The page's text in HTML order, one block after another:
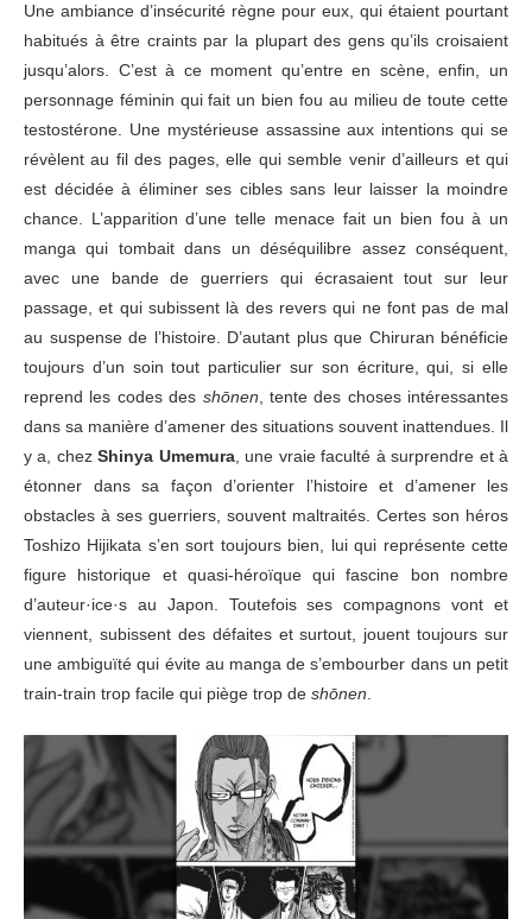
Une ambiance d’insécurité règne pour eux, qui étaient pourtant
habitués à être craints par la plupart des gens qu’ils croisaient
jusqu’alors. C’est à ce moment qu’entre en scène, enfin, un
personnage féminin qui fait un bien fou au milieu de toute cette
testostérone. Une mystérieuse assassine aux intentions qui se
révèlent au fil des pages, elle qui semble venir d’ailleurs et qui
est décidée à éliminer ses cibles sans leur laisser la moindre
chance. L’apparition d’une telle menace fait un bien fou à un
manga qui tombait dans un déséquilibre assez conséquent,
avec une bande de guerriers qui écrasaient tout sur leur
passage, et qui subissent là des revers qui ne font pas de mal
au suspense de l’histoire. D’autant plus que Chiruran bénéficie
toujours d’un soin tout particulier sur son écriture, qui, si elle
reprend les codes des shōnen, tente des choses intéressantes
dans sa manière d’amener des situations souvent inattendues. Il
y a, chezShinya Umemura, une vraie faculté à surprendre et à
étonner dans sa façon d’orienter l’histoire et d’amener les
obstacles à ses guerriers, souvent maltraités. Certes son héros
Toshizo Hijikata s’en sort toujours bien, lui qui représente cette
figure historique et quasi-héroïque qui fascine bon nombre
d’auteur·ice·s au Japon. Toutefois ses compagnons vont et
viennent, subissent des défaites et surtout, jouent toujours sur
une ambiguïté qui évite au manga de s’embourber dans un petit
train-train trop facile qui piège trop de shōnen.